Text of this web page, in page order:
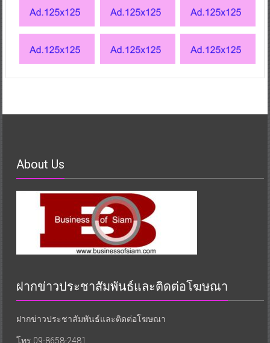
About Us
ฝากข่าวประชาสัมพันธ์และติดต่อโฆษณา
ฝากข่าวประชาสัมพันธ์และติดต่อโฆษณา
โทร.09-8658-2481